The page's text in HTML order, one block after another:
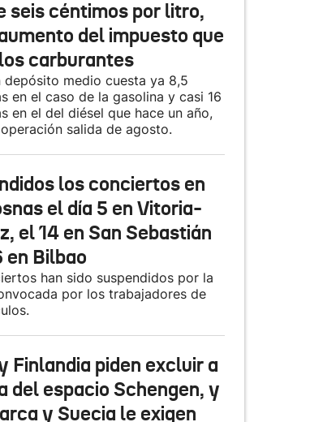
seis céntimos por litro,
del impuesto que
carburantes
depósito medio cuesta ya 8,5
en el caso de la gasolina y casi 16
en el del diésel que hace un año,
salida de agosto.
los conciertos en
el día 5 en Vitoria-
el 14 en San Sebastián
en Bilbao
han sido suspendidos por la
por los trabajadores de
Finlandia piden excluir a
del espacio Schengen, y
y Suecia le exigen